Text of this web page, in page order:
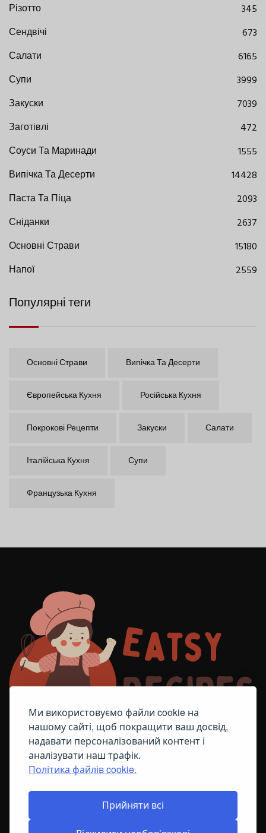
Ми використовуємо файли cookie на
нашому сайті, щоб покращити ваш досвід,
надавати персоналізований контент і
аналізувати наш трафік.
Політика файлів cookie.
Прийняти всі
Різотто
345
Сендвічі
673
Салати
6165
Супи
3999
Закуски
7039
Заготівлі
472
Соуси Та Маринади
1555
Випічка Та Десерти
14428
Паста Та Піца
2093
Сніданки
2637
Основні Страви
15180
Напої
2559
Популярні теги
Основні Страви Випічка Та Десерти
Європейська Кухня Російська Кухня
Покрокові Рецепти Закуски Салати
Італійська Кухня Супи
Французька Кухня
ПОЛІТИКА ЩОДО ФАЙЛІВ COOKIE